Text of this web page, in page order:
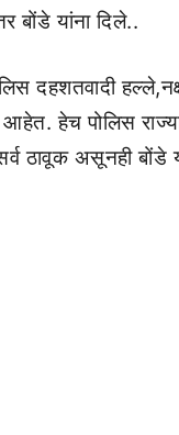
बोंडे यांना दिले..
दहशतवादी
हेच पोलिस
ठावूक असूनही बोंडे